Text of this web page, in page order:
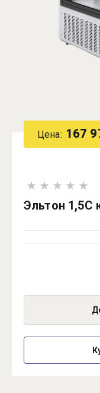
Цена: 167
Эльтон 1,5С